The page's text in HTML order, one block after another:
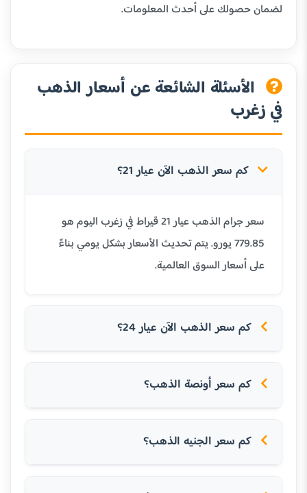
لضمان حصولك على أحدث المعلومات.
الأسئلة الشائعة عن أسعار الذهب
في زغرب
كم سعر الذهب الآن عيار 21؟
سعر جرام الذهب عيار 21 قيراط في زغرب اليوم هو
779.85 يورو. يتم تحديث الأسعار بشكل يومي بناءً
على أسعار السوق العالمية.
كم سعر الذهب الآن عيار 24؟
كم سعر أونصة الذهب؟
كم سعر الجنيه الذهب؟